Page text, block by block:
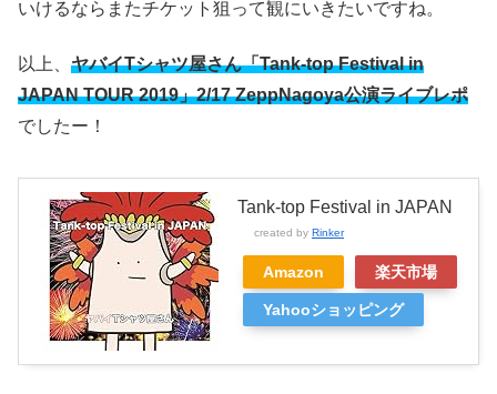
いけるならまたチケット狙って観にいきたいですね。
以上、 ヤバイTシャツ屋さん「Tank-top Festival in
JAPAN TOUR 2019」2/17 ZeppNagoya公演ライブレポ
でしたー！
Tank-top Festival in JAPAN
created by Rinker
Amazon 楽天市場
Yahooショッピング